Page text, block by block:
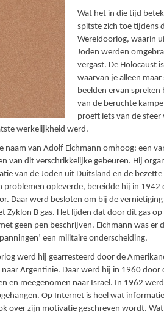
Wat het in die tijd
spitste zich toe tijdens
Wereldoorlog, waarin
Joden werden
vergast. De Holocaust
waarvan je alleen
beelden ervan spreken
van de beruchte
proeft iets van de
werkelijkheid werd.
naam van Adolf Eichmann omhoog: een
van dit verschrikkelijke gebeuren. Hij
van de Joden uit Duitsland en de bezette
problemen opleverde, bereidde hij in 1942
Daar werd besloten om bij de
Zyklon B gas. Het lijden dat door dit gas
geen pen beschrijven. Eichmann was er
een militaire onderscheiding.
werd hij gearresteerd door de
Argentinië. Daar werd hij in 1960 door
en meegenomen naar Israël. In 1962
Op Internet is heel wat
over zijn motivatie geschreven wordt.